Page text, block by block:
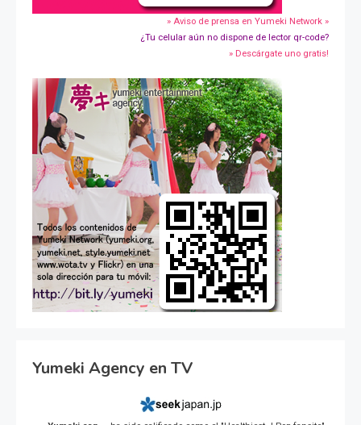
» Aviso de prensa en Yumeki Network »
¿Tu celular aún no dispone de lector qr-code?
» Descárgate uno gratis!
Yumeki Agency en TV